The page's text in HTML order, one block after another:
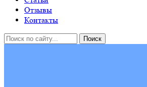
Отзывы
Контакты